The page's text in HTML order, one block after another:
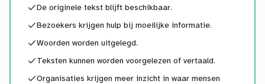
De originele tekst blijft beschikbaar.
Bezoekers krijgen hulp bij moeilijke informatie.
Woorden worden uitgelegd.
Teksten kunnen worden voorgelezen of vertaald.
Organisaties krijgen meer inzicht in waar mensen